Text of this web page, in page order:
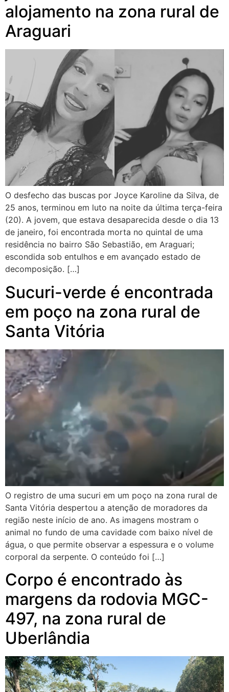
alojamento na zona rural de
Araguari
O desfecho das buscas por Joyce Karoline da Silva, de
25 anos, terminou em luto na noite da última terça-feira
(20). A jovem, que estava desaparecida desde o dia 13
de janeiro, foi encontrada morta no quintal de uma
residência no bairro São Sebastião, em Araguari;
escondida sob entulhos e em avançado estado de
decomposição. […]
Sucuri-verde é encontrada
em poço na zona rural de
Santa Vitória
O registro de uma sucuri em um poço na zona rural de
Santa Vitória despertou a atenção de moradores da
região neste início de ano. As imagens mostram o
animal no fundo de uma cavidade com baixo nível de
água, o que permite observar a espessura e o volume
corporal da serpente. O conteúdo foi […]
Corpo é encontrado às
margens da rodovia MGC-
497, na zona rural de
Uberlândia